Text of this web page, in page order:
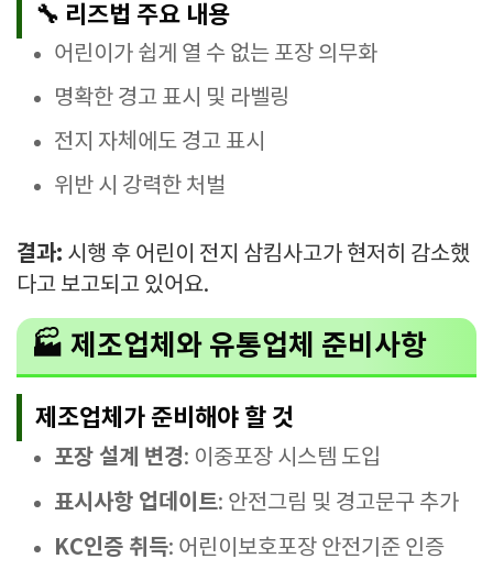
🔧 리즈법 주요 내용
어린이가 쉽게 열 수 없는 포장 의무화
명확한 경고 표시 및 라벨링
전지 자체에도 경고 표시
위반 시 강력한 처벌
결과: 시행 후 어린이 전지 삼킴사고가 현저히 감소했
다고 보고되고 있어요.
🏭 제조업체와 유통업체 준비사항
제조업체가 준비해야 할 것
포장 설계 변경: 이중포장 시스템 도입
표시사항 업데이트: 안전그림 및 경고문구 추가
KC인증 취득: 어린이보호포장 안전기준 인증